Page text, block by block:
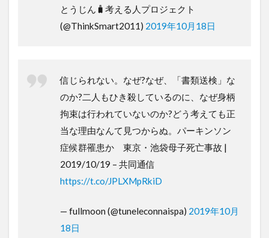
とうじん🧳考える人プロジェクト
(@ThinkSmart2011) 2019年10月18日
信じられない。なぜ?なぜ、「書類送検」な
のか?二人もひき殺しているのに、なぜ身柄
拘束は行われていないのか?どう考えても正
当な理由なんて見つからぬ。パーキンソン
症候群罹患か 東京・池袋母子死亡事故 |
2019/10/19 – 共同通信
https://t.co/JPLXMpRkiD
— fullmoon (@tuneleconnaispa) 2019年10月
18日